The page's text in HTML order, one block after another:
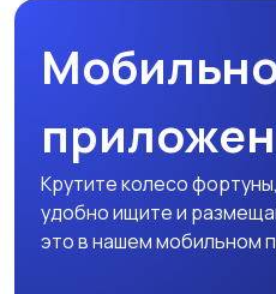
Крутите колесо
удобно ищите и
это в нашем мобильном